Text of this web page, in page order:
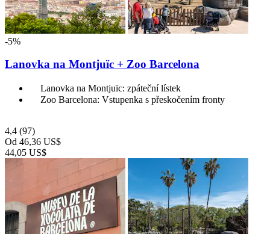
-5%
Lanovka na Montjuïc + Zoo Barcelona
Lanovka na Montjuïc: zpáteční lístek
Zoo Barcelona: Vstupenka s přeskočením fronty
4,4 (97)
Od 46,36 US$
44,05 US$